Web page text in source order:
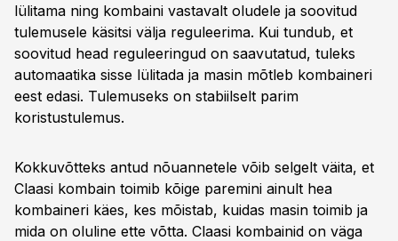
lülitama ning kombaini vastavalt oludele ja soovitud
tulemusele käsitsi välja reguleerima. Kui tundub, et
soovitud head reguleeringud on saavutatud, tuleks
automaatika sisse lülitada ja masin mõtleb kombaineri
eest edasi. Tulemuseks on stabiilselt parim
koristustulemus.
Kokkuvõtteks antud nõuannetele võib selgelt väita, et
Claasi kombain toimib kõige paremini ainult hea
kombaineri käes, kes mõistab, kuidas masin toimib ja
mida on oluline ette võtta. Claasi kombainid on väga